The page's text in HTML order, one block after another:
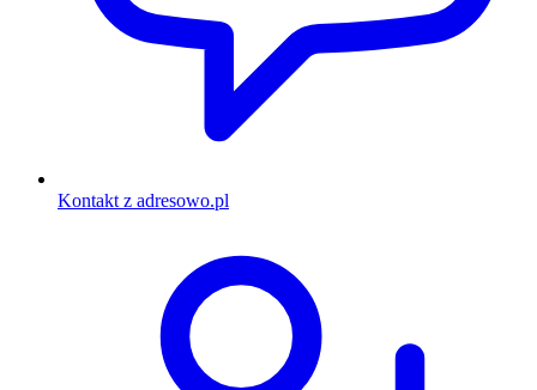
Kontakt z adresowo.pl